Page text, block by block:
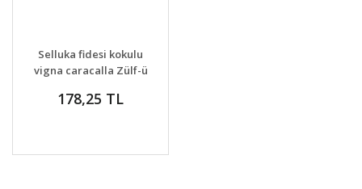
DETAYLAR
VER
Selluka fidesi kokulu
vigna caracalla Zülf-ü
178,25 TL